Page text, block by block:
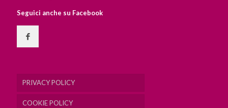
Seguici anche su Facebook
PRIVACY POLICY
COOKIE POLICY